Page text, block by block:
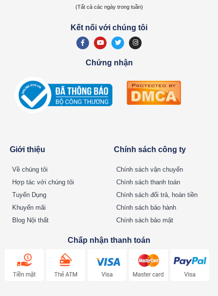
Giới thiệu
Về chúng tôi
Hợp tác với chúng tôi
Tuyển Dụng
Khuyến mãi
Blog Nội thất
Chính sách công ty
Chính sách vận chuyển
Chính sách thanh toán
Chính sách đổi trả, hoàn tiền
Chính sách bảo hành
Chính sách bảo mật
Chấp nhận thanh toán
(Tất cả các ngày trong tuần)
Kết nối với chúng tôi
Chứng nhận